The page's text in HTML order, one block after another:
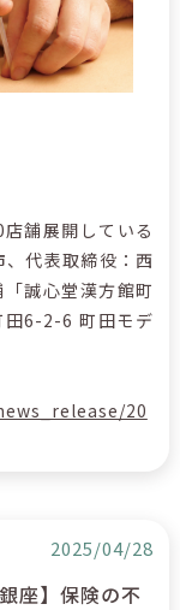
舗展開している
代表取締役：西
誠心堂漢方館町
6-2-6 町田モデ
20
2025/04/28
座】保険の不